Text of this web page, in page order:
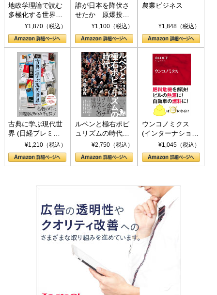
地政学理論で読む
多極化する世界：
トランプとBRICS
の挑戦
¥1,870（税込）
誰が日本を降伏さ
せたか 原爆投
下、ソ連参戦、そ
して聖断 (PHP新
書)
¥1,100（税込）
農業ビジネス
¥1,848（税込）
古典に学ぶ現代世
界 (日経プレミア
シリーズ)¥1,210（税込）
ルペンと極右ポピ
ュリズムの時代：
〈ヤヌス〉の二つ
の顔
¥2,750（税込）
ウンコノミクス
(インターナショナ
ル新書)¥1,045（税込）